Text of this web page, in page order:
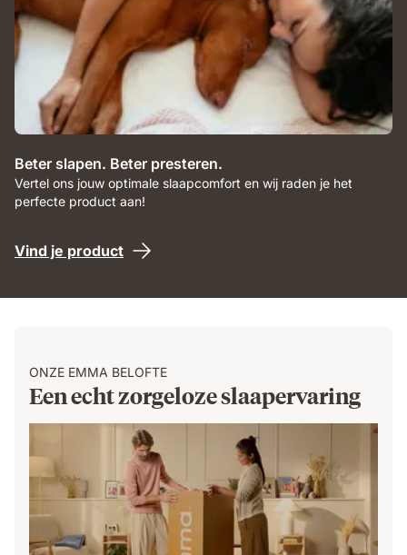
Beter slapen. Beter presteren.
Vertel ons jouw optimale slaapcomfort en wij raden je het
perfecte product aan!
Vind je product
ONZE EMMA BELOFTE
Een echt zorgeloze slaapervaring